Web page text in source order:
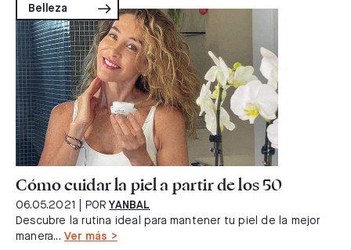
Belleza
Cómo cuidar la piel a partir de los 50
06.05.2021 | POR YANBAL
Descubre la rutina ideal para mantener tu piel de la mejor
manera...Ver más >